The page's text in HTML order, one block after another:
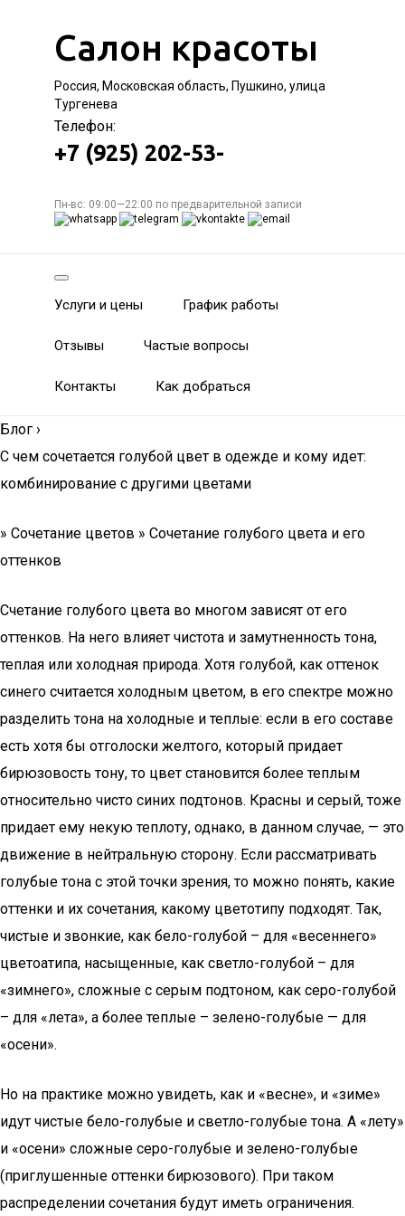
Салон красоты
Россия, Московская область, Пушкино, улица
Тургенева
Телефон:
+7 (925) 202-53-
Пн-вс: 09:00—22:00 по предварительной записи
Услуги и цены График работы
Отзывы Частые вопросы
Контакты Как добраться
Блог ›
С чем сочетается голубой цвет в одежде и кому идет:
комбинирование с другими цветами
» Сочетание цветов » Сочетание голубого цвета и его
оттенков
Счетание голубого цвета во многом зависят от его
оттенков. На него влияет чистота и замутненность тона,
теплая или холодная природа. Хотя голубой, как оттенок
синего считается холодным цветом, в его спектре можно
разделить тона на холодные и теплые: если в его составе
есть хотя бы отголоски желтого, который придает
бирюзовость тону, то цвет становится более теплым
относительно чисто синих подтонов. Красны и серый, тоже
придает ему некую теплоту, однако, в данном случае, — это
движение в нейтральную сторону. Если рассматривать
голубые тона с этой точки зрения, то можно понять, какие
оттенки и их сочетания, какому цветотипу подходят. Так,
чистые и звонкие, как бело-голубой – для «весеннего»
цветоатипа, насыщенные, как светло-голубой – для
«зимнего», сложные с серым подтоном, как серо-голубой
– для «лета», а более теплые – зелено-голубые — для
«осени».
Но на практике можно увидеть, как и «весне», и «зиме»
идут чистые бело-голубые и светло-голубые тона. А «лету»
и «осени» сложные серо-голубые и зелено-голубые
(приглушенные оттенки бирюзового). При таком
распределении сочетания будут иметь ограничения.